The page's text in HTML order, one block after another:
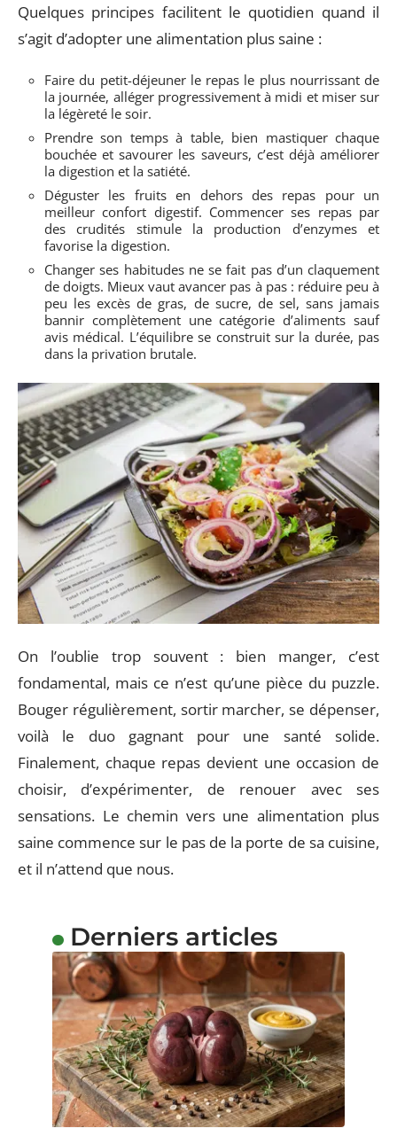
Quelques principes facilitent le quotidien quand il
s’agit d’adopter une alimentation plus saine :
Faire du petit-déjeuner le repas le plus nourrissant de
la journée, alléger progressivement à midi et miser sur
la légèreté le soir.
Prendre son temps à table, bien mastiquer chaque
bouchée et savourer les saveurs, c’est déjà améliorer
la digestion et la satiété.
Déguster les fruits en dehors des repas pour un
meilleur confort digestif. Commencer ses repas par
des crudités stimule la production d’enzymes et
favorise la digestion.
Changer ses habitudes ne se fait pas d’un claquement
de doigts. Mieux vaut avancer pas à pas : réduire peu à
peu les excès de gras, de sucre, de sel, sans jamais
bannir complètement une catégorie d’aliments sauf
avis médical. L’équilibre se construit sur la durée, pas
dans la privation brutale.
On l’oublie trop souvent : bien manger, c’est
fondamental, mais ce n’est qu’une pièce du puzzle.
Bouger régulièrement, sortir marcher, se dépenser,
voilà le duo gagnant pour une santé solide.
Finalement, chaque repas devient une occasion de
choisir, d’expérimenter, de renouer avec ses
sensations. Le chemin vers une alimentation plus
saine commence sur le pas de la porte de sa cuisine,
et il n’attend que nous.
Derniers articles